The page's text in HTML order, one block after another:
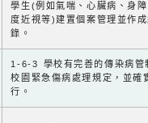
學生(例如氣喘、心臟病、身
度近視等)建置個案管理並作
錄。
1-6-3 學校有完善的傳染病管
校園緊急傷病處理規定，並確
行。